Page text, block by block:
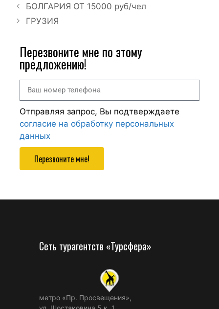
БОЛГАРИЯ ОТ 15000 руб/чел
ГРУЗИЯ
Перезвоните мне по этому
предложению!
Отправляя запрос, Вы подтверждаете
согласие на обработку персональных
данных
Перезвоните мне!
Сеть турагентств «Турсфера»
метро «Пр. Просвещения»,